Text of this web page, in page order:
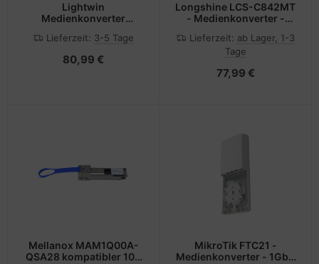
Lightwin
Medienkonverter
SC, 20KM
Lieferzeit: 3-5 Tage
80,99 €
Longshine LCS-C842MT
- Medienkonverter -
Lieferzeit: ab Lager, 1-3
Tage
77,99 €
Mellanox MAM1Q00A-
QSA28 kompatibler 100
MikroTik FTC21 -
Medienkonverter - 1GbE